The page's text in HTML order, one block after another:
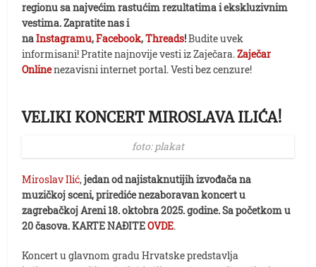
regionu sa najvećim rastućim rezultatima i ekskluzivnim
vestima. Zapratite nas i
naInstagramu,Facebook,Threads!Budite uvek
informisani! Pratite najnovije vesti iz Zaječara.Zaječar
Onlinenezavisni internet portal. Vesti bez cenzure!
VELIKI KONCERT MIROSLAVA ILIĆA!
foto: plakat
Miroslav Ilić,jedan od najistaknutijih izvođača na
muzičkoj sceni, prirediće nezaboravan koncert u
zagrebačkoj Areni 18. oktobra 2025. godine. Sa početkom u
20 časova.KARTE NAĐITEOVDE.
Koncert u glavnom gradu Hrvatske predstavlja